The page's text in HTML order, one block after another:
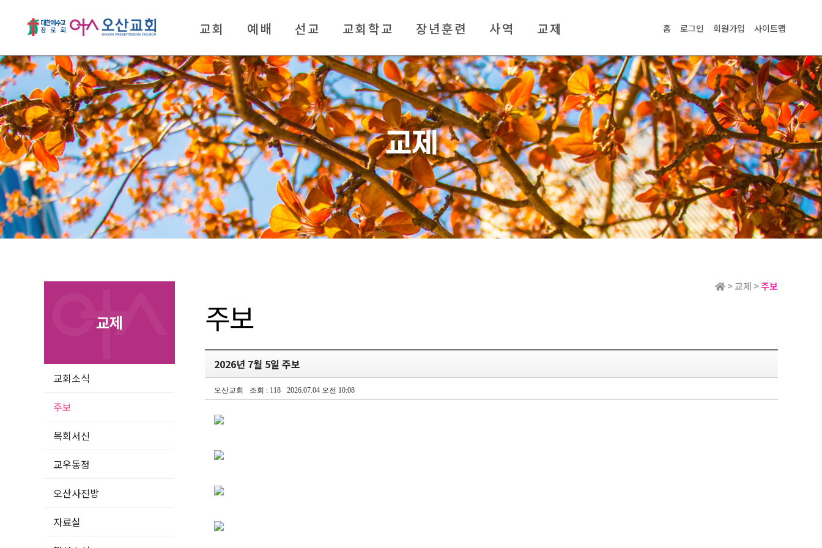
홈 로그인 회원가입 사이트맵
교회 예배 선교 교회학교 장년훈련 사역 교제
교제
교제
교회소식
주보
목회서신
교우동정
오산사진방
자료실
> 교제 >주보
주보
2026년 7월 5일 주보
오산교회 조회 : 118 2026.07.04 오전 10:08